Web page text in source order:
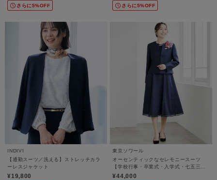
さらに5%OFF さらに5%OFF
INDIVI
【通勤スーツ／洗える】ストレッチカラ
ーレスジャケット
¥19,800
東京ソワール
オーセンティックなセレモニースーツ
【学校行事・卒業式・入学式・七五三・
結婚式】
¥44,000